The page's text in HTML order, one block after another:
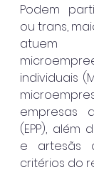
Podem
ou trans,
individuais
empresas
(EPP), além
e artesãs
critérios do